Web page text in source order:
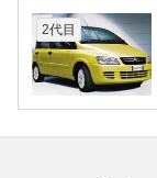
2代目